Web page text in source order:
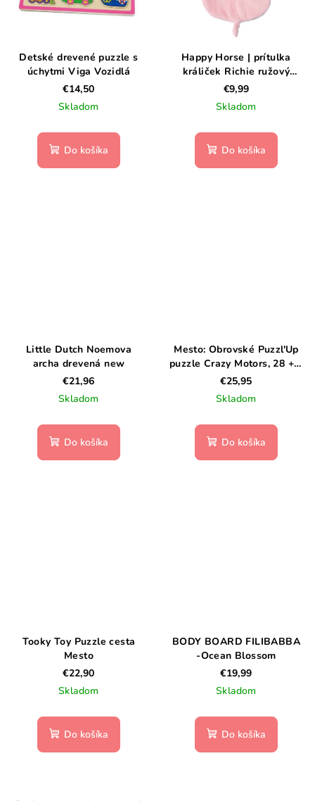
Detské drevené puzzle s
úchytmi Viga Vozidlá
€14,50
Skladom
Do košíka
Happy Horse | prítulka
králiček Richie ružový
veľkosť: 25 cm
€9,99
Skladom
Do košíka
Little Dutch Noemova
archa drevená new
€21,96
Skladom
Do košíka
Mesto: Obrovské Puzzl'Up
puzzle Crazy Motors, 28 + 6
dielikov
€25,95
Skladom
Do košíka
Tooky Toy Puzzle cesta
Mesto
€22,90
Skladom
Do košíka
BODY BOARD FILIBABBA
-Ocean Blossom
€19,99
Skladom
Do košíka